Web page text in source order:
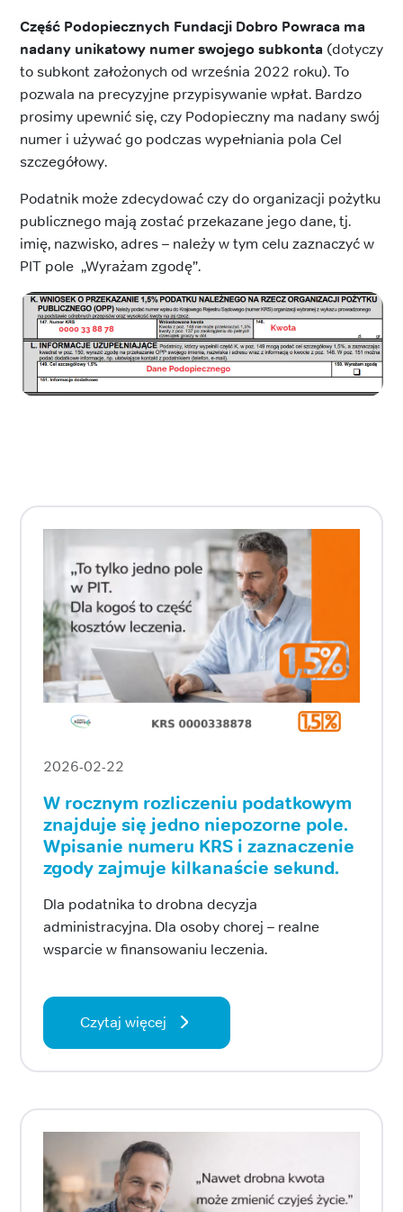
Część Podopiecznych Fundacji Dobro Powraca ma
nadany unikatowy numer swojego subkonta (dotyczy
to subkont założonych od września 2022 roku). To
pozwala na precyzyjne przypisywanie wpłat. Bardzo
prosimy upewnić się, czy Podopieczny ma nadany swój
numer i używać go podczas wypełniania pola Cel
szczegółowy.
Podatnik może zdecydować czy do organizacji pożytku
publicznego mają zostać przekazane jego dane, tj.
imię, nazwisko, adres – należy w tym celu zaznaczyć w
PIT pole „Wyrażam zgodę”.
2026-02-22
W rocznym rozliczeniu podatkowym
znajduje się jedno niepozorne pole.
Wpisanie numeru KRS i zaznaczenie
zgody zajmuje kilkanaście sekund.
Dla podatnika to drobna decyzja
administracyjna. Dla osoby chorej – realne
wsparcie w finansowaniu leczenia.
Czytaj więcej